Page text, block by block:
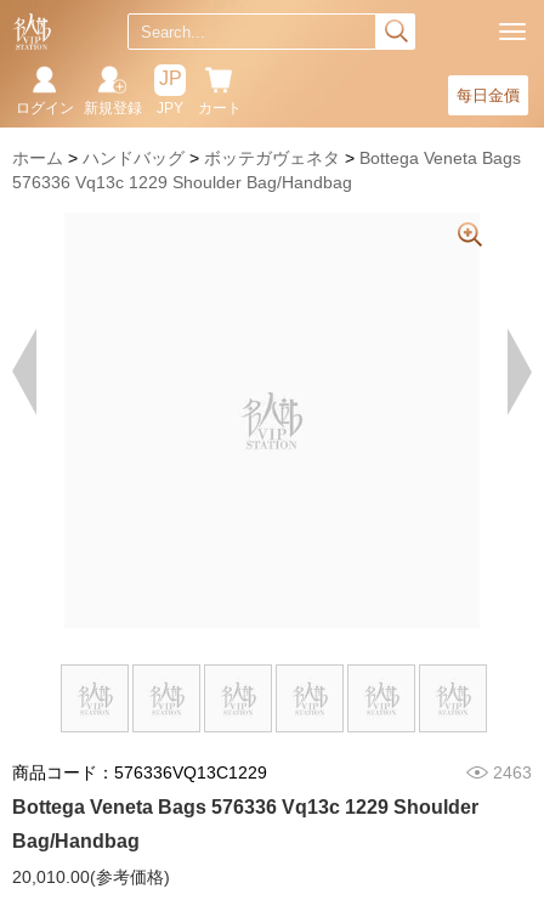
每日金價
カート
JP
JPY
新規登録
ログイン
ホーム ハンドバッグ ボッテガヴェネタ
Bottega Veneta Bags
576336 Vq13c 1229 Shoulder Bag/Handbag
商品コード：576336VQ13C1229 2463
Bottega Veneta Bags 576336 Vq13c 1229 Shoulder
Bag/Handbag
20,010.00(参考価格)